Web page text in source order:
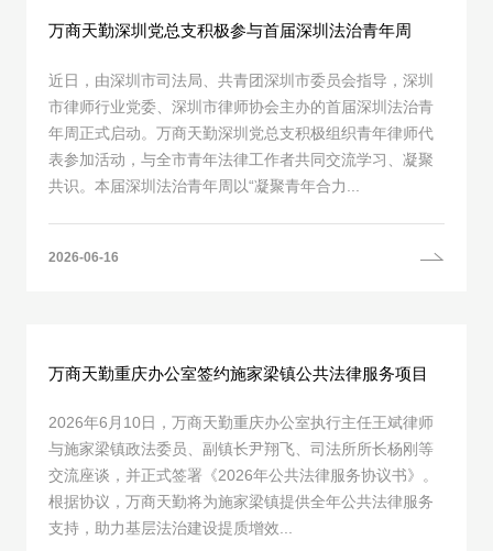
万商天勤深圳党总支积极参与首届深圳法治青年周
近日，由深圳市司法局、共青团深圳市委员会指导，深圳
市律师行业党委、深圳市律师协会主办的首届深圳法治青
年周正式启动。万商天勤深圳党总支积极组织青年律师代
表参加活动，与全市青年法律工作者共同交流学习、凝聚
共识。本届深圳法治青年周以“凝聚青年合力...
2026-06-16
万商天勤重庆办公室签约施家梁镇公共法律服务项目
2026年6月10日，万商天勤重庆办公室执行主任王斌律师
与施家梁镇政法委员、副镇长尹翔飞、司法所所长杨刚等
交流座谈，并正式签署《2026年公共法律服务协议书》。
根据协议，万商天勤将为施家梁镇提供全年公共法律服务
支持，助力基层法治建设提质增效...